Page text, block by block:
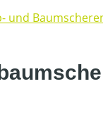
und